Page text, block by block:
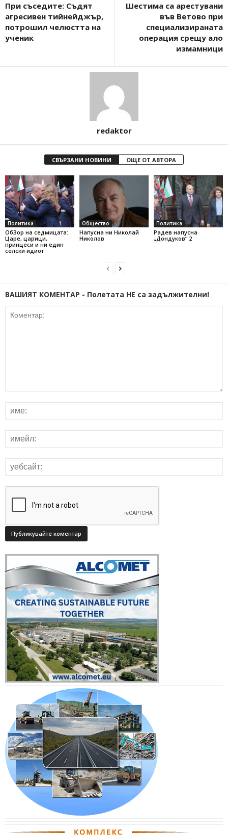
При съседите: Съдят
агресивен тийнейджър,
потрошил челюстта на
ученик
Шестима са арестувани
във Ветово при
специализираната
операция срещу ало
измамници
redaktor
СВЪРЗАНИ НОВИНИ ОЩЕ ОТ АВТОРА
Политика
ОбЗор на седмицата:
Царе, царици,
принцеси и ни един
селски идиот
Общество
Напусна ни Николай
Николов
Политика
Радев напусна
„Дондуков“ 2
ВАШИЯТ КОМЕНТАР - Полетата НЕ са задължителни!